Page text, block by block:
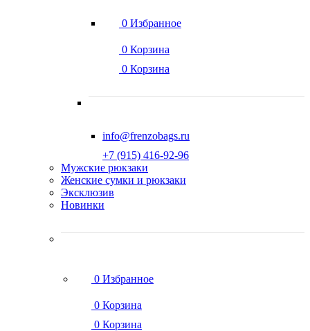
0 Избранное
0 Корзина
0 Корзина
info@frenzobags.ru
‭+7 (915) 416-92-96
Мужские рюкзаки
Женские сумки и рюкзаки
Эксклюзив
Новинки
0 Избранное
0 Корзина
0 Корзина